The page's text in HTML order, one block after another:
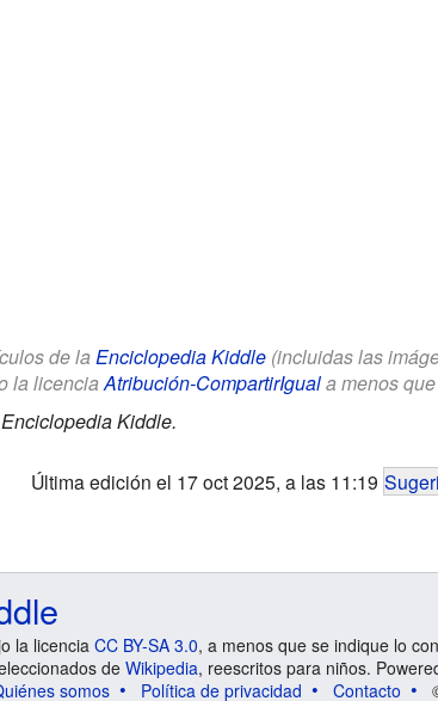
de la Enciclopedia Kiddle(incluidas las
la licenciaAtribución-CompartirIguala menos
Enciclopedia Kiddle.
Última edición el 17 oct 2025, a las 11:19
la licencia CC BY-SA 3.0, a menos que se indique lo
de Wikipedia, reescritos para niños.
somos Política de privacidad Contacto